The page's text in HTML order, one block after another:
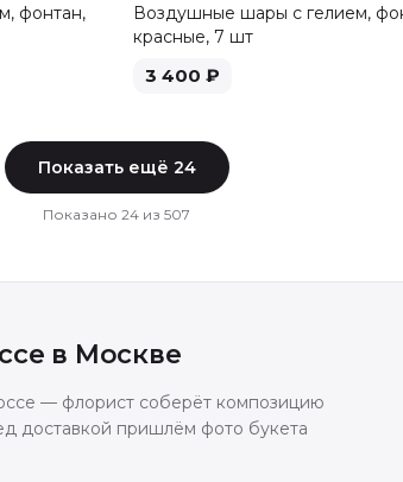
фонтан,
Воздушные шары с гелием,
красные, 7 шт
3 400 ₽
Показать ещё 24
Показано 24 из 507
в Москве
— флорист соберёт композицию
доставкой пришлём фото букета